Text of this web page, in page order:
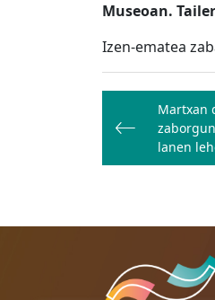
Museoan.
Izen-ematea
zehar
nabigatu
Martxan
lanen